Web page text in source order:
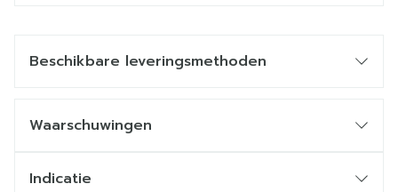
Beschikbare leveringsmethoden
Waarschuwingen
Indicatie